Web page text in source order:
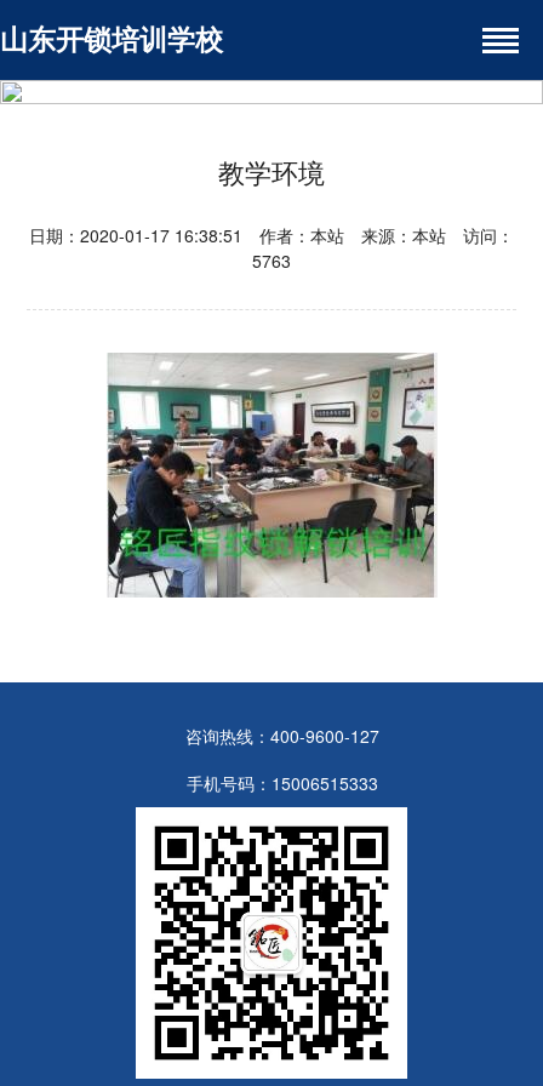
山东开锁培训学校
教学环境
日期：2020-01-17 16:38:51 作者：本站 来源：本站 访问：
5763
咨询热线：400-9600-127
手机号码：15006515333